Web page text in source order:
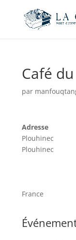
Café
par
Adresse
Plouhinec
Plouhinec
France